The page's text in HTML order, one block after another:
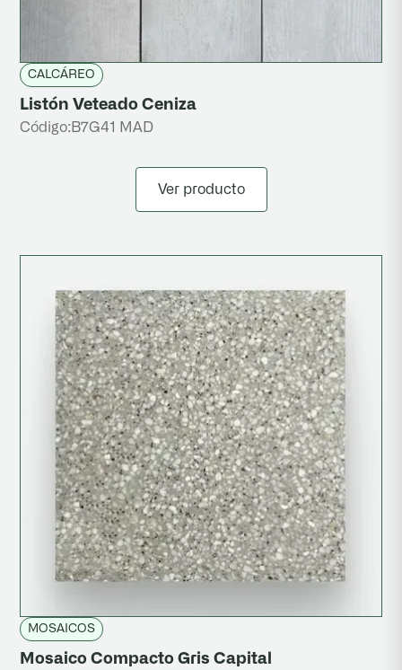
CALCÁREO
Listón Veteado Ceniza
Código: B7G41 MAD
Ver producto
MOSAICOS
Mosaico Compacto Gris Capital